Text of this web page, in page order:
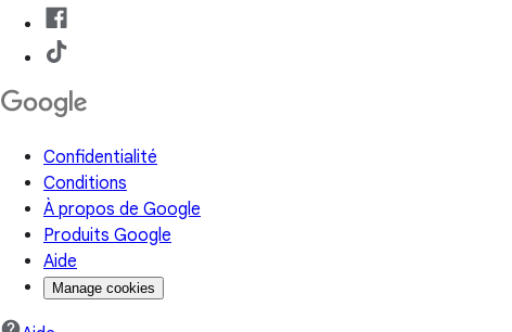
Confidentialité
Conditions
À propos de Google
Produits Google
Aide
Manage cookies